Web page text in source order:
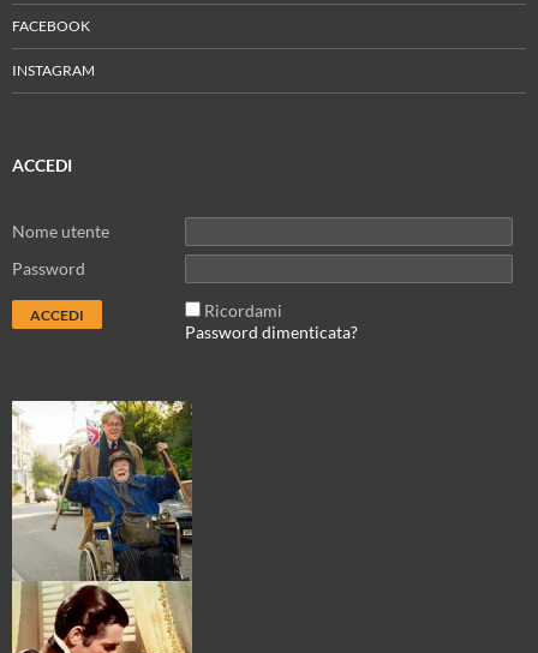
FACEBOOK
INSTAGRAM
ACCEDI
Nome utente
Password
Ricordami
Password dimenticata?